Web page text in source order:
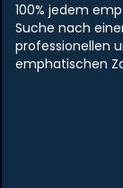
100% jedem
Suche nach
professionellen
emphatischen